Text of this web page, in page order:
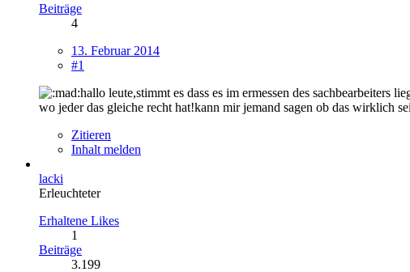
Beiträge
4
13. Februar 2014
#1
hallo leute,stimmt es dass es im ermessen des sachbearbeiters
wo jeder das gleiche recht hat!kann mir jemand sagen ob das wirklich
Zitieren
Inhalt melden
lacki
Erleuchteter
Erhaltene Likes
1
Beiträge
3.199